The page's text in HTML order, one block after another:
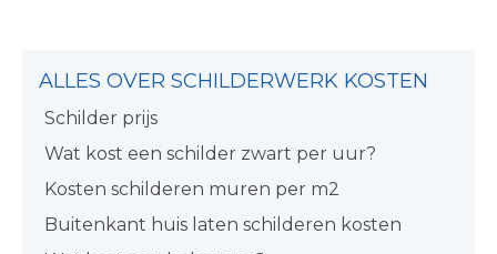
ALLES OVER SCHILDERWERK KOSTEN
Schilder prijs
Wat kost een schilder zwart per uur?
Kosten schilderen muren per m2
Buitenkant huis laten schilderen kosten